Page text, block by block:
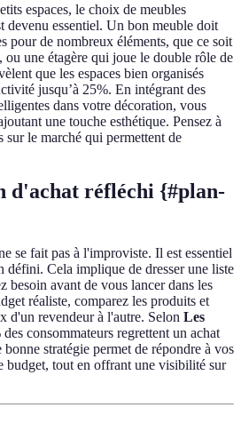
espaces, le choix de meubles
devenu essentiel. Un bon meuble doit
pour de nombreux éléments, que ce soit
ou une étagère qui joue le double rôle de
que les espaces bien organisés
jusqu’à 25%. En intégrant des
dans votre décoration, vous
une touche esthétique. Pensez à
le marché qui permettent de
d'achat réfléchi {#plan-
se fait pas à l'improviste. Il est essentiel
défini. Cela implique de dresser une liste
besoin avant de vous lancer dans les
réaliste, comparez les produits et
d'un revendeur à l'autre. Selon Les
des consommateurs regrettent un achat
stratégie permet de répondre à vos
budget, tout en offrant une visibilité sur